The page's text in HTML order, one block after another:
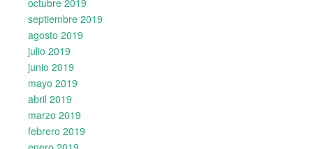
septiembre 2019
agosto 2019
julio 2019
junio 2019
mayo 2019
abril 2019
marzo 2019
febrero 2019